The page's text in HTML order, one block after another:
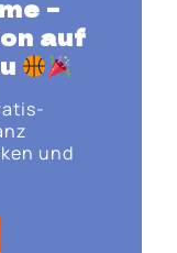
–
auf
und